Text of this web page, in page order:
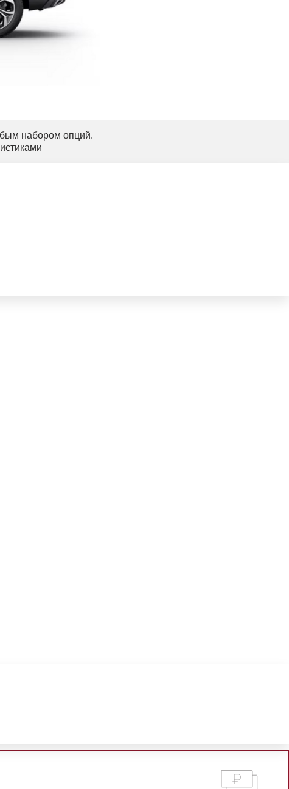
набором опций.